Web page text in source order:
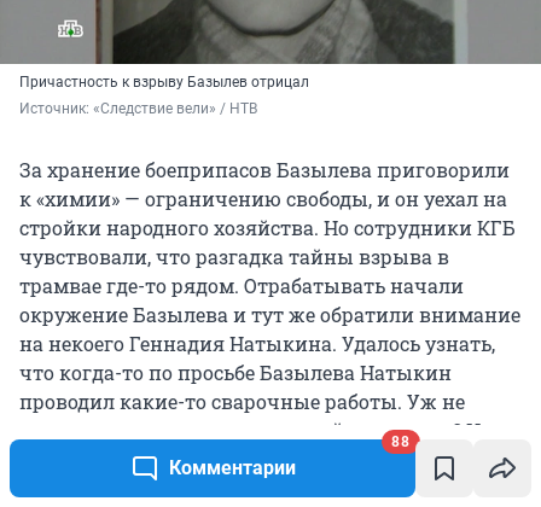
Комментарии
88
Причастность к взрыву Базылев отрицал
Источник: «Следствие вели» / НТВ
За хранение боеприпасов Базылева приговорили
к «химии» — ограничению свободы, и он уехал на
стройки народного хозяйства. Но сотрудники КГБ
чувствовали, что разгадка тайны взрыва в
трамвае где-то рядом. Отрабатывать начали
окружение Базылева и тут же обратили внимание
на некоего Геннадия Натыкина. Удалось узнать,
что когда-то по просьбе Базылева Натыкин
проводил какие-то сварочные работы. Уж не
корпус ли для взрывного устройства варил? Но
расколоть его было не так-то просто. Натыкин —
человек тертый, бывший заключенный.